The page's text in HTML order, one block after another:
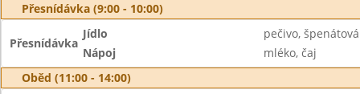
Přesnídávka (9:00 - 10:00)
Přesnídávka
Jídlo
pečivo,
Nápoj
mléko, čaj
Oběd (11:00 - 14:00)